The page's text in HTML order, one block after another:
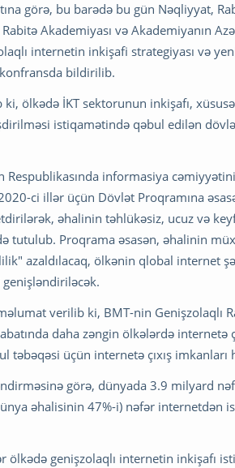
görə, bu barədə bu gün Nəqliyyat,
Akademiyası və Akademiyanın
internetin inkişafi strategiyası və
bildirilib.
ölkədə İKT sektorunun inkişafı,
istiqamətində qəbul edilən
informasiya
ci illər üçün Dövlət Proqramına
əhalinin təhlükəsiz, ucuz və
tutulub. Proqrama əsasən, əhalinin
azaldılacaq, ölkənin qlobal internet
verilib ki, BMT-nin Genişzolaqlı
daha zəngin ölkələrdə internetə
təbəqəsi üçün internetə çıxış
görə, dünyada 3.9 milyard
əhalisinin 47%-i) nəfər internetdən
ölkədə genişzolaqlı internetin inkişafı